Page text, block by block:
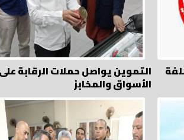
التموين يواصل حملات الرقابة على
الأسواق والمخابز